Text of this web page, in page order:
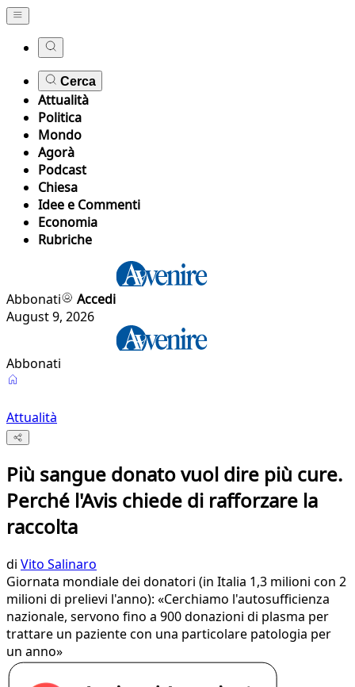
Cerca
Attualità
Politica
Mondo
Agorà
Podcast
Chiesa
Idee e Commenti
Economia
Rubriche
Abbonati
Accedi
August 9, 2026
Abbonati
Attualità
Più sangue donato vuol dire più cure.
Perché l'Avis chiede di rafforzare la
raccolta
di Vito Salinaro
Giornata mondiale dei donatori (in Italia 1,3 milioni con 2
milioni di prelievi l'anno): «Cerchiamo l'autosufficienza
nazionale, servono fino a 900 donazioni di plasma per
trattare un paziente con una particolare patologia per
un anno»